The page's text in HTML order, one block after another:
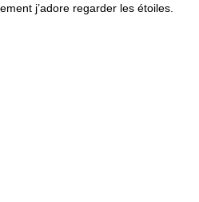
j’adore regarder les étoiles.